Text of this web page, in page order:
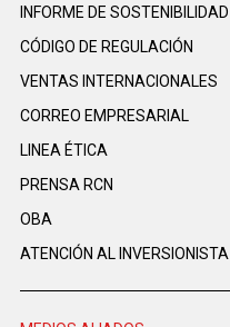
INFORME DE SOSTENIBILIDAD
CÓDIGO DE REGULACIÓN
VENTAS INTERNACIONALES
CORREO EMPRESARIAL
LINEA ÉTICA
PRENSA RCN
OBA
ATENCIÓN AL INVERSIONISTA